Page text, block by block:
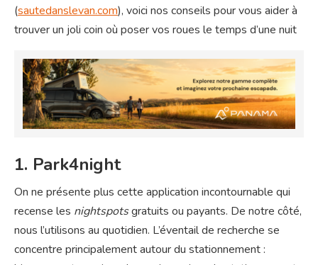
(sautedanslevan.com), voici nos conseils pour vous aider à
trouver un joli coin où poser vos roues le temps d’une nuit
1. Park4night
On ne présente plus cette application incontournable qui
recense les nightspotsgratuits ou payants. De notre côté,
nous l’utilisons au quotidien. L’éventail de recherche se
concentre principalement autour du stationnement :